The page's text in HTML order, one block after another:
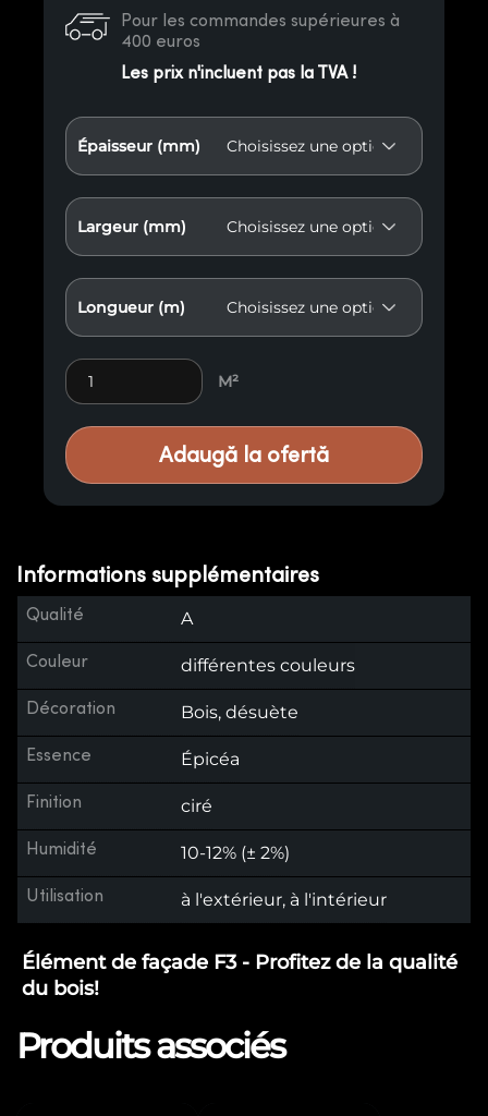
Pour les commandes supérieures à
400 euros
Les prix n'incluent pas la TVA !
Épaisseur (mm)
Largeur (mm)
Longueur (m)
Élément de façade F3 quantity
M²
Adaugă la ofertă
Informations supplémentaires
Qualité A
Couleur différentes couleurs
Décoration Bois, désuète
Essence Épicéa
Finition ciré
Humidité 10-12% (± 2%)
Utilisation à l'extérieur, à l'intérieur
Élément de façade F3 - Profitez de la qualité
du bois!
Produits associés